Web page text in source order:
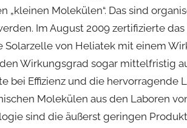
„kleinen Molekülen“. Das sind
Im August 2009 zertifizierte
Solarzelle von Heliatek mit einem
Wirkungsgrad sogar mittelfristig
bei Effizienz und die hervorragende
Molekülen aus den Laboren
sind die äußerst geringen